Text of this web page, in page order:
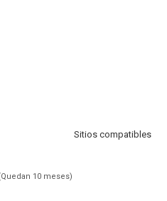
Sitios compatibles
10 meses)